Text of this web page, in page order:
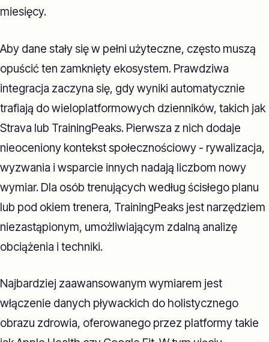
miesięcy.
Aby dane stały się w pełni użyteczne, często muszą
opuścić ten zamknięty ekosystem. Prawdziwa
integracja zaczyna się, gdy wyniki automatycznie
trafiają do wieloplatformowych dzienników, takich jak
Strava lub TrainingPeaks. Pierwsza z nich dodaje
nieoceniony kontekst społecznościowy - rywalizacja,
wyzwania i wsparcie innych nadają liczbom nowy
wymiar. Dla osób trenujących według ścisłego planu
lub pod okiem trenera, TrainingPeaks jest narzędziem
niezastąpionym, umożliwiającym zdalną analizę
obciążenia i techniki.
Najbardziej zaawansowanym wymiarem jest
włączenie danych pływackich do holistycznego
obrazu zdrowia, oferowanego przez platformy takie